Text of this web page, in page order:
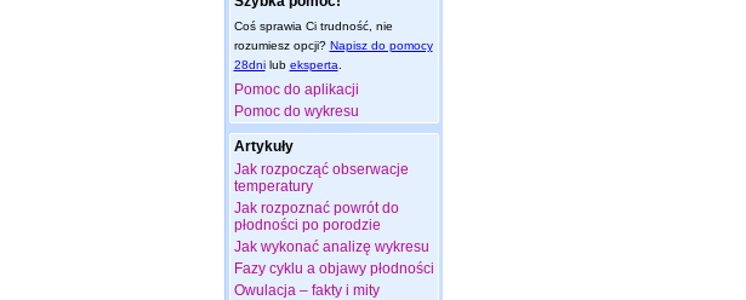
Coś sprawia Ci trudność, nie
rozumiesz opcji? Napisz do pomocy
28dnilub eksperta
Pomoc do aplikacji
Pomoc do wykresu
Artykuły
Jak rozpocząć obserwacje
temperatury
Jak rozpoznać powrót do
płodności po porodzie
Jak wykonać analizę wykresu
Fazy cyklu a objawy płodności
Owulacja – fakty i mity